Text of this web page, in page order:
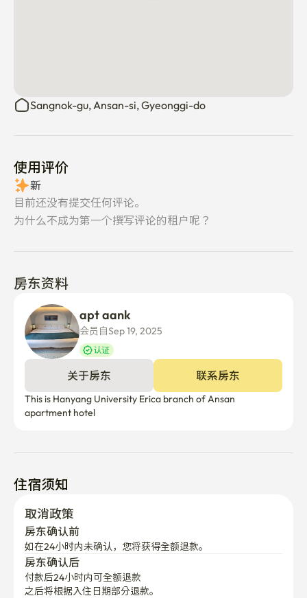
Sangnok-gu, Ansan-si, Gyeonggi-do
使用评价
新
目前还没有提交任何评论。
为什么不成为第一个撰写评论的租户呢？
房东资料
apt aank
会员自Sep 19, 2025
认证
关于房东 联系房东
This is Hanyang University Erica branch of Ansan
apartment hotel
住宿须知
取消政策
房东确认前
如在24小时内未确认，您将获得全额退款。
房东确认后
付款后24小时内可全额退款
之后将根据入住日期部分退款。